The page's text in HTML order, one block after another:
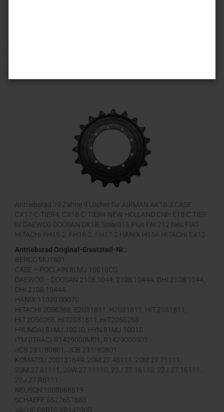
Antriebsrad 19 Zähne 9 Löcher für AIRMAN AX18-3 CASE
CX17-C-TIER4, CX18-C-TIER4 NEW HOLLAND CNH E18-C TIER
IV DAEWOO DOOSAN DX18, Solar015 Plus FAI 212 Neu FIAT
HITACHI FH15-2, FH16-2, FH17-2 HANIX H15A HITACHI EX12-
Antriebsrad Original-Ersatzteil-Nr.:
BERCO MU1501
CASE – POCLAIN 8LMJ.10010CG
DAEWOO – DOOSAN 2108.1044, 2108.1044A, DHI.2108.1044,
DHI.2108.1044A
HANIX 11020.00070
HITACHI 2056268, E2031811, H2031811, HIT.2031811,
HIT.2056268, HIT2031811, HIT2056268
HYUNDAI 81MJ.10010, HYN.81MJ.10010
ITM (ITRAC) R1429000M01, R1429000S01
JCB 231/80801, JCB.231/80801
KOMATSU 200131649, 20M.27.48111, 20M.27.71111,
20M.27.81111, 20W.27.11110, 22J.27.16110, 22J.27.16111,
22J.27.R6111
NEUSON 1000068519
SCHAEFF 5527657683
VALUE PARTS VR142900